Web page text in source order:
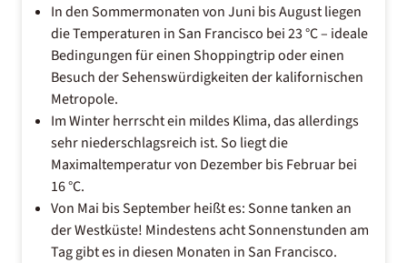
In den Sommermonaten von Juni bis August liegen
die Temperaturen in San Francisco bei 23 °C – ideale
Bedingungen für einen Shoppingtrip oder einen
Besuch der Sehenswürdigkeiten der kalifornischen
Metropole.
Im Winter herrscht ein mildes Klima, das allerdings
sehr niederschlagsreich ist. So liegt die
Maximaltemperatur von Dezember bis Februar bei
16 °C.
Von Mai bis September heißt es: Sonne tanken an
der Westküste! Mindestens acht Sonnenstunden am
Tag gibt es in diesen Monaten in San Francisco.